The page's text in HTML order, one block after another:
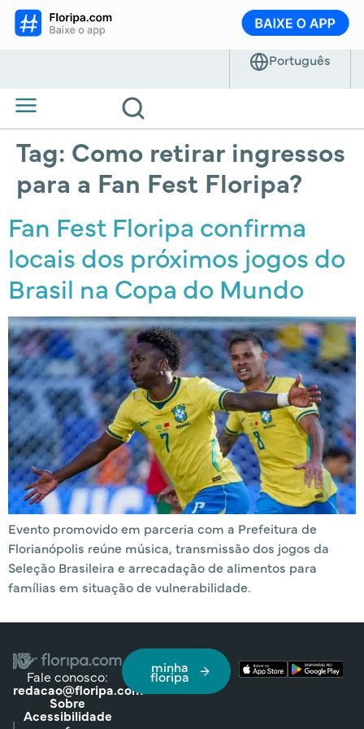
Tag: Como retirar ingressos
para a Fan Fest Floripa?
Fan Fest Floripa confirma
locais dos próximos jogos do
Brasil na Copa do Mundo
Evento promovido em parceria com a Prefeitura de
Florianópolis reúne música, transmissão dos jogos da
Seleção Brasileira e arrecadação de alimentos para
famílias em situação de vulnerabilidade.
Fale conosco:
redacao@floripa.com
Sobre
Acessibilidade
minha
floripa